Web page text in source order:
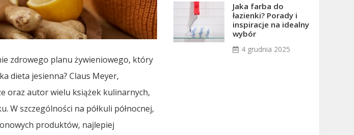
zdrowego planu żywieniowego, który
dieta jesienna? Claus Meyer,
oraz autor wielu książek kulinarnych,
szczególności na półkuli północnej,
produktów, najlepiej
Jaka farba do
łazienki? Porady i
inspiracje na idealny
wybór
4 grudnia 2025